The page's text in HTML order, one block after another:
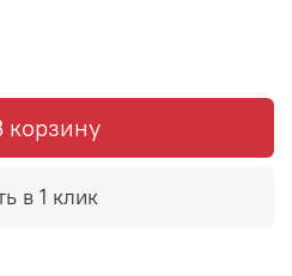
корзину
в 1 клик